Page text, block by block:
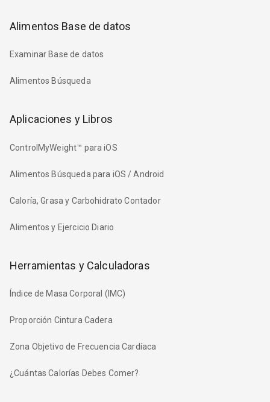
Alimentos Base de datos
Examinar Base de datos
Alimentos Búsqueda
Aplicaciones y Libros
ControlMyWeight™ para iOS
Alimentos Búsqueda para iOS / Android
Caloría, Grasa y Carbohidrato Contador
Alimentos y Ejercicio Diario
Herramientas y Calculadoras
Índice de Masa Corporal (IMC)
Proporción Cintura Cadera
Zona Objetivo de Frecuencia Cardíaca
¿Cuántas Calorías Debes Comer?